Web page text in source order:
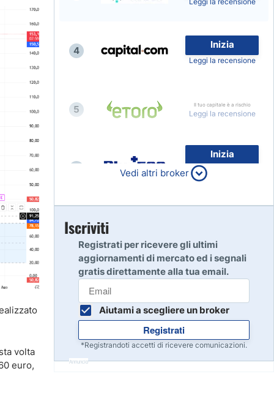
volta
euro,
4
Inizia
Leggi la recensione
5 Il tuo capitale è a rischio
Leggi la recensione
Inizia
80% dei conti al dettaglio di
CFD perdono denaro
7
Inizia
Inizia
Vedi altri broker
Iscriviti
Registrati per ricevere gli ultimi
aggiornamenti di mercato ed i segnali
gratis direttamente alla tua email.
Aiutami a scegliere un broker
Registrati
*Registrandoti accetti di ricevere comunicazioni.
Annuncio